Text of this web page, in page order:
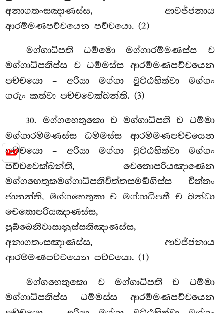
📜
අනාගතංසඤාණස්ස, ආවජ්ජනාය
ආරම්මණපච්චයෙන පච්චයො. (2)
මග්ගාධිපති ධම්මො මග්ගාරම්මණස්ස ච
මග්ගාධිපතිස්ස ච ධම්මස්ස ආරම්මණපච්චයෙන
පච්චයො – අරියා මග්ගා වුට්ඨහිත්වා මග්ගං
ගරුං කත්වා පච්චවෙක්ඛන්ති. (3)
30. මග්ගහෙතුකො ච මග්ගාධිපති ච ධම්මා
මග්ගාරම්මණස්ස ධම්මස්ස ආරම්මණපච්චයෙන
පච්චයො – අරියා මග්ගා වුට්ඨහිත්වා මග්ගං
පච්චවෙක්ඛන්ති, චෙතොපරියඤාණෙන
මග්ගහෙතුකමග්ගාධිපතිචිත්තසමඞ්ගිස්ස චිත්තං
ජානන්ති, මග්ගහෙතුකා ච මග්ගාධිපතී ච ඛන්ධා
චෙතොපරියඤාණස්ස,
පුබ්බෙනිවාසානුස්සතිඤාණස්ස,
අනාගතංසඤාණස්ස, ආවජ්ජනාය
ආරම්මණපච්චයෙන පච්චයො. (1)
මග්ගහෙතුකො ච මග්ගාධිපති ච ධම්මා
මග්ගාධිපතිස්ස ධම්මස්ස ආරම්මණපච්චයෙන